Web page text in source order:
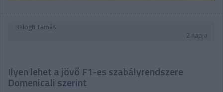
Balogh Tamás
2 napja
Ilyen lehet a jövő F1-es szabályrendszere
Domenicali szerint